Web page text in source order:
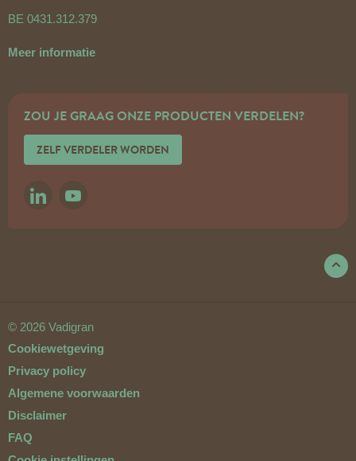
BE 0431.312.379
Meer informatie
ZOU JE GRAAG ONZE PRODUCTEN VERDELEN?
ZELF VERDELER WORDEN
LINKEDINYOUTUBE
© 2026 Vadigran
Cookiewetgeving
Privacy policy
Algemene voorwaarden
Disclaimer
FAQ